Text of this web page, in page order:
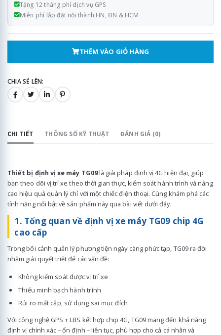
Tặng 12 tháng phí dịch vụ GPS
Miễn phí lắp đặt nội thành HN, ĐN & HCM
THÊM VÀO GIỎ HÀNG
CHIA SẺ LÊN:
CHI TIẾT THÔNG SỐ KỸ THUẬT ĐÁNH GIÁ (0)
Thiết bị định vị xe máy TG09là giải pháp định vị 4G hiện đại, giúp
bạn theo dõi vị trí xe theo thời gian thực, kiểm soát hành trình và nâng
cao hiệu quả quản lý chỉ với một chiếc điện thoại. Cùng khám phá các
tính năng nổi bật về sản phẩm này qua bài viết dưới đây.
1. Tổng quan về định vị xe máy TG09 chip 4G
cao cấp
Trong bối cảnh quản lý phương tiện ngày càng phức tạp, TG09 ra đời
nhằm giải quyết triệt để các vấn đề:
Không kiểm soát được vị trí xe
Thiếu minh bạch hành trình
Rủi ro mất cắp, sử dụng sai mục đích
Với công nghệ GPS + LBS kết hợp chip 4G, TG09 mang đến khả năng
định vị chính xác – ổn định – liên tục, phù hợp cho cả cá nhân và